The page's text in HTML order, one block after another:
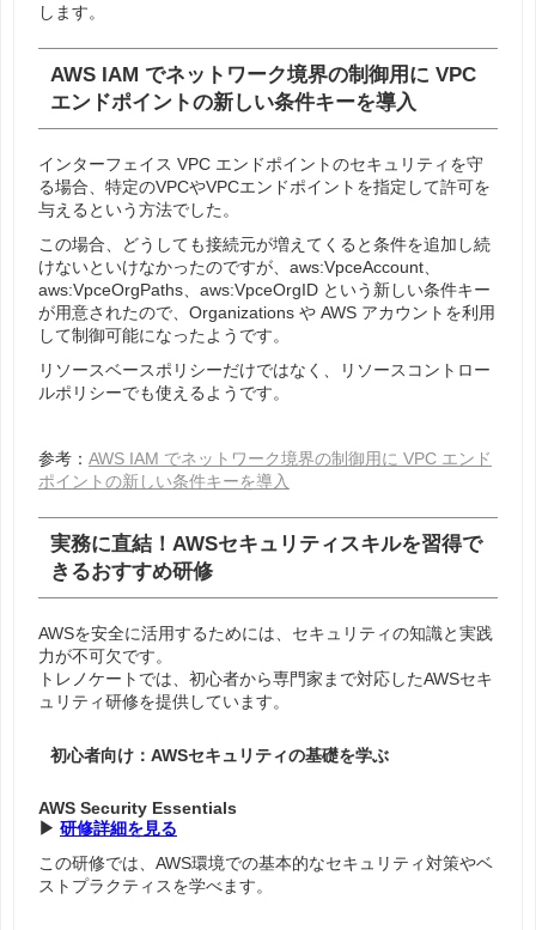
します。
AWS IAM でネットワーク境界の制御用に VPC
エンドポイントの新しい条件キーを導入
インターフェイス VPC エンドポイントのセキュリティを守
る場合、特定のVPCやVPCエンドポイントを指定して許可を
与えるという方法でした。
この場合、どうしても接続元が増えてくると条件を追加し続
けないといけなかったのですが、aws:VpceAccount、
aws:VpceOrgPaths、aws:VpceOrgID という新しい条件キー
が用意されたので、Organizations や AWS アカウントを利用
して制御可能になったようです。
リソースベースポリシーだけではなく、リソースコントロー
ルポリシーでも使えるようです。
参考： AWS IAM でネットワーク境界の制御用に VPC エンド
ポイントの新しい条件キーを導入
実務に直結！AWSセキュリティスキルを習得で
きるおすすめ研修
AWSを安全に活用するためには、セキュリティの知識と実践
力が不可欠です。
トレノケートでは、 初心者から専門家まで対応したAWSセキ
ュリティ研修を提供しています。
初心者向け：AWSセキュリティの基礎を学ぶ
AWS Security Essentials
▶ 研修詳細を見る
この研修では、AWS環境での基本的なセキュリティ対策やベ
ストプラクティスを学べます。